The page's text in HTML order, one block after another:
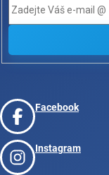
Facebook
Instagram